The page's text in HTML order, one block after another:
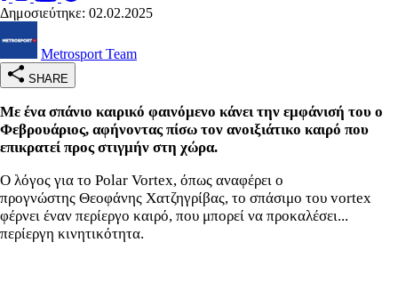
Δημοσιεύτηκε: 02.02.2025
Metrosport Team
SHARE
Με ένα σπάνιο καιρικό φαινόμενo κάνει την εμφάνισή του ο
Φεβρουάριος, αφήνοντας πίσω τον ανοιξιάτικο καιρό που
επικρατεί προς στιγμήν στη χώρα.
Ο λόγος για το Polar Vortex, όπως αναφέρει ο
προγνώστης Θεοφάνης Χατζηγρίβας, το σπάσιμο του vortex
φέρνει έναν περίεργο καιρό, που μπορεί να προκαλέσει...
περίεργη κινητικότητα.